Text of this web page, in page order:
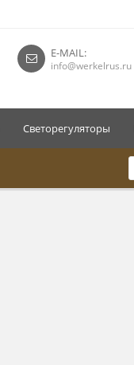
E-MAIL:
info@werkelrus.ru
Светорегуляторы